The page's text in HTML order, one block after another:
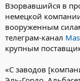
Взорвавшийся в
немецкой
вооруженным
телеграм-канал
крупным
«С заводов